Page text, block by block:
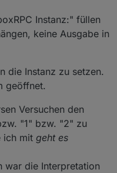
Instanz:" füllen
keine Ausgabe in
die Instanz zu setzen.
geöffnet.
Versuchen den
"1" bzw. "2" zu
ich mit geht es
war die Interpretation